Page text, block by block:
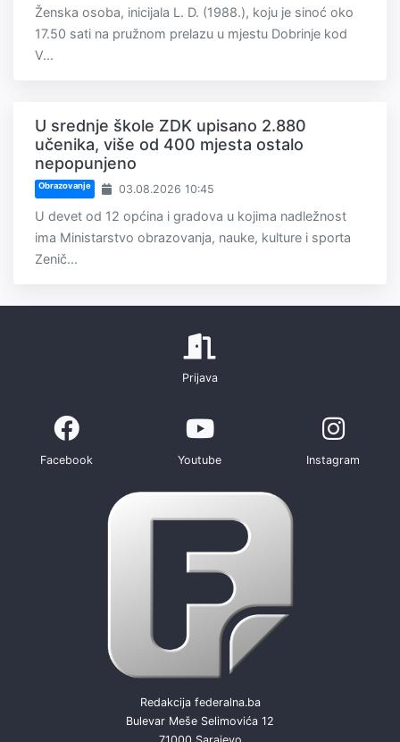
Ženska osoba, inicijala L. D. (1988.), koju je sinoć oko
17.50 sati na pružnom prelazu u mjestu Dobrinje kod
V...
U srednje škole ZDK upisano 2.880
učenika, više od 400 mjesta ostalo
nepopunjeno
Obrazovanje 03.08.2026 10:45
U devet od 12 općina i gradova u kojima nadležnost
ima Ministarstvo obrazovanja, nauke, kulture i sporta
Zenič...
Prijava
Facebook Youtube Instagram
Redakcija federalna.ba
Bulevar Meše Selimovića 12